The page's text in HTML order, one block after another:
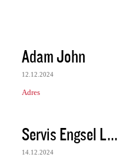
Adam John
12.12.2024
Adres
Servis Engsel L...
14.12.2024